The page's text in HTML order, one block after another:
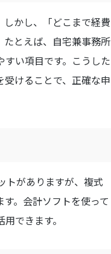
かし、「どこまで経費
たとえば、自宅兼事務所
い項目です。こうした
けることで、正確な申
トがありますが、複式
。会計ソフトを使って
できます。